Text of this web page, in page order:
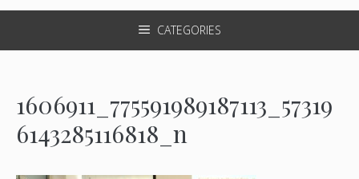
CATEGORIES
1606911_775591989187113_57319
6143285116818_n